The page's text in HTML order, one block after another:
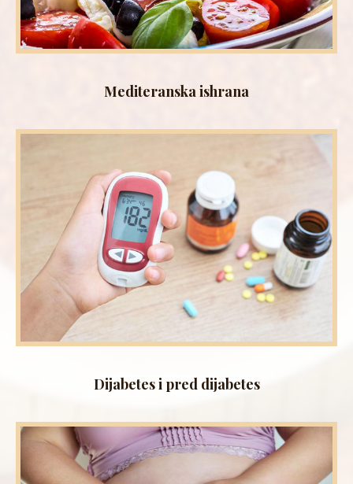
Mediteranska ishrana
Dijabetes i pred dijabetes